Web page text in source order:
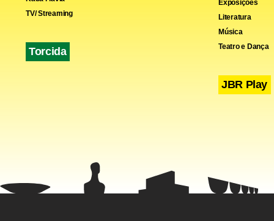
TV/ Streaming
Torcida
Exposições
Literatura
Música
Teatro e Dança
JBR Play